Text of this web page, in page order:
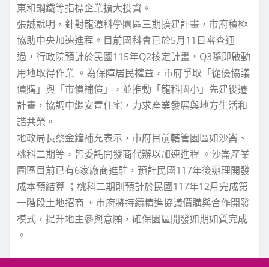
東和鋼鐵等指標企業擴大投資。
張誠說明，針對龍潭科學園區三期擴建計畫，市府積極
協助中央加速進程。目前國科會已於5月11日審查通
過，行政院預計於民國115年Q2核定計畫，Q3隨即啟動
用地取得作業 。為保障居民權益，市府爭取「從優協議
價購」與「市價補償」，並推動「龍科國小」先建後遷
計畫，協調中繼安置住宅，力求產業發展與地方生活和
諧共榮。
地政局長蔡金鐘補充表示，市府目前轄管園區如沙崙、
桃科二期等，皆委託開發商代辦以加速進程 。沙崙產業
園區目前已有6家廠商進駐，預計民國117年後辦理開發
成本預結算 ；桃科二期則預計於民國117年12月完成第
一階段土地招商 。市府將持續精進協議價購與合作開發
模式，提升地主參與意願，確保園區開發如期如質完成
。